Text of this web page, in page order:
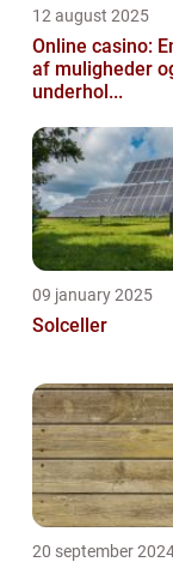
12 august 2025
Online casino:
af muligheder
underhol...
09 january 2025
Solceller
20 september